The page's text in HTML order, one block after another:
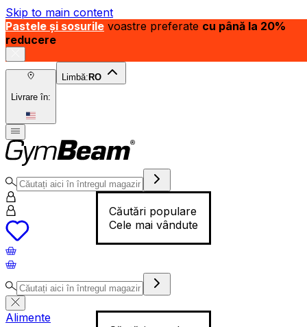
Skip to main content
Pastele și sosurile voastre preferate cu până la 20%
reducere
Livrare în:
Limbă: RO
Căutări populare
Cele mai vândute
Alimente